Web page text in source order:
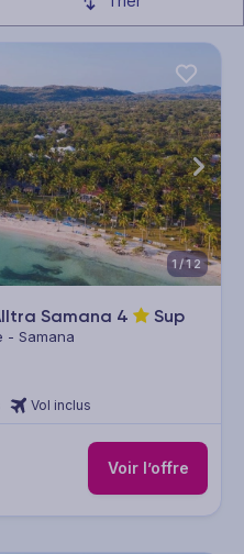
1/12
Samana 4 Sup
- Samana
Vol inclus
Voir l’offre